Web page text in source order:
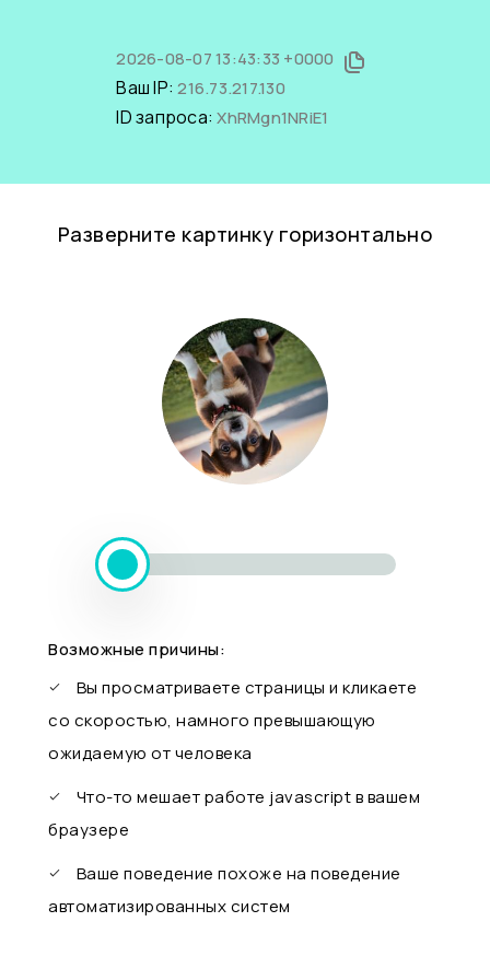
2026-08-07 13:43:33 +0000
Ваш IP:216.73.217.130
ID запроса:XhRMgn1NRiE1
Разверните картинку горизонтально
Возможные причины:
Вы просматриваете страницы и кликаете
со скоростью, намного превышающую
ожидаемую от человека
Что-то мешает работе javascript в вашем
браузере
Ваше поведение похоже на поведение
автоматизированных систем